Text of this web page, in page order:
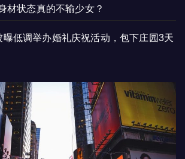
材状态真的不输少女？
低调举办婚礼庆祝活动，包下庄园3天